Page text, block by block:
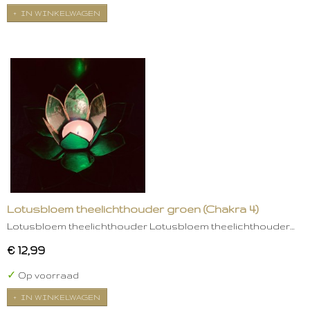
IN WINKELWAGEN
Lotusbloem theelichthouder groen (Chakra 4)
Lotusbloem theelichthouder Lotusbloem theelichthouder…
€ 12,99
✓ Op voorraad
IN WINKELWAGEN